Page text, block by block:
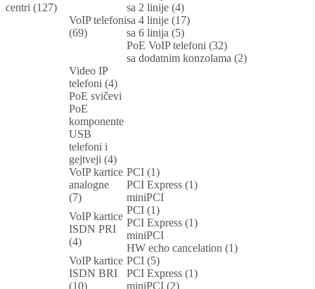
centri (127)
VoIP telefoni
(69)
sa 2 linije (4)
sa 4 linije (17)
sa 6 linija (5)
PoE VoIP telefoni (32)
sa dodatnim konzolama (2)
Video IP
telefoni (4)
PoE svičevi
PoE
komponente
USB
telefoni i
gejtveji (4)
VoIP kartice
analogne
(7)
PCI (1)
PCI Express (1)
miniPCI
VoIP kartice
ISDN PRI
(4)
PCI (1)
PCI Express (1)
miniPCI
HW echo cancelation (1)
VoIP kartice
ISDN BRI
(10)
PCI (5)
PCI Express (1)
miniPCI (2)